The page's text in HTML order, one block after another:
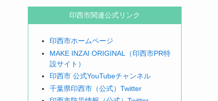
探
印西市関連公式リンク
印西市ホームページ
MAKE INZAI ORIGINAL（印西市PR特
設サイト）
印西市 公式YouTubeチャンネル
千葉県印西市（公式）Twitter